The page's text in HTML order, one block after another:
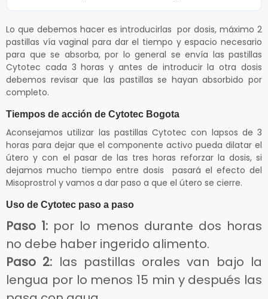
Lo que debemos hacer es introducirlas por dosis, máximo 2
pastillas vía vaginal para dar el tiempo y espacio necesario
para que se absorba, por lo general se envía las pastillas
Cytotec cada 3 horas y antes de introducir la otra dosis
debemos revisar que las pastillas se hayan absorbido por
completo.
Tiempos de acción de Cytotec Bogota
Aconsejamos utilizar las pastillas Cytotec con lapsos de 3
horas para dejar que el componente activo pueda dilatar el
útero y con el pasar de las tres horas reforzar la dosis, si
dejamos mucho tiempo entre dosis pasará el efecto del
Misoprostrol y vamos a dar paso a que el útero se cierre.
Uso de Cytotec paso a paso
Paso 1: por lo menos durante dos horas
no debe haber ingerido alimento.
Paso 2: las pastillas orales van bajo la
lengua por lo menos 15 min y después las